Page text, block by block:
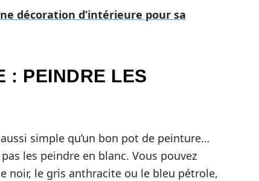
décoration d’intérieure pour sa
: PEINDRE LES
simple qu’un bon pot de peinture…
les peindre en blanc. Vous pouvez
noir, le gris anthracite ou le bleu pétrole,